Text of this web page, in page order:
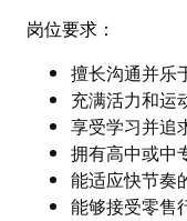
岗位要求：
擅长沟通并乐
充满活力和运
享受学习并追
拥有高中或中
能适应快节奏
能够接受零售